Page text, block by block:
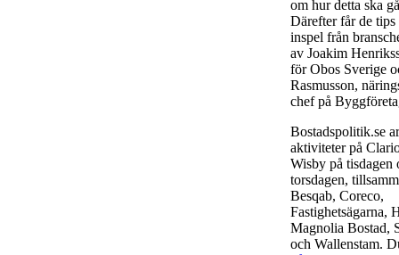
om hur detta ska
Därefter får de tips
inspel från
av Joakim
för Obos Sverige
Rasmusson,
chef på
Bostadspolitik.se
aktiviteter på
Wisby på tisdagen
torsdagen,
Besqab, Coreco,
Fastighetsägarna,
Magnolia Bostad,
och Wallenstam.